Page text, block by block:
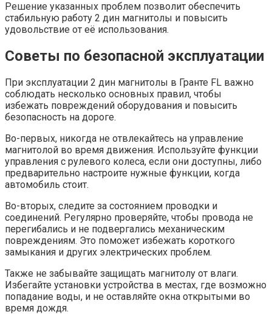
Решение указанных проблем позволит обеспечить
стабильную работу 2 дин магнитолы и повысить
удовольствие от её использования.
Советы по безопасной эксплуатации
При эксплуатации 2 дин магнитолы в Гранте FL важно
соблюдать несколько основных правил, чтобы
избежать повреждений оборудования и повысить
безопасность на дороге.
Во-первых, никогда не отвлекайтесь на управление
магнитолой во время движения. Используйте функции
управления с рулевого колеса, если они доступны, либо
предварительно настроите нужные функции, когда
автомобиль стоит.
Во-вторых, следите за состоянием проводки и
соединений. Регулярно проверяйте, чтобы провода не
перегибались и не подвергались механическим
повреждениям. Это поможет избежать короткого
замыкания и других электрических проблем.
Также не забывайте защищать магнитолу от влаги.
Избегайте установки устройства в местах, где возможно
попадание воды, и не оставляйте окна открытыми во
время дождя.